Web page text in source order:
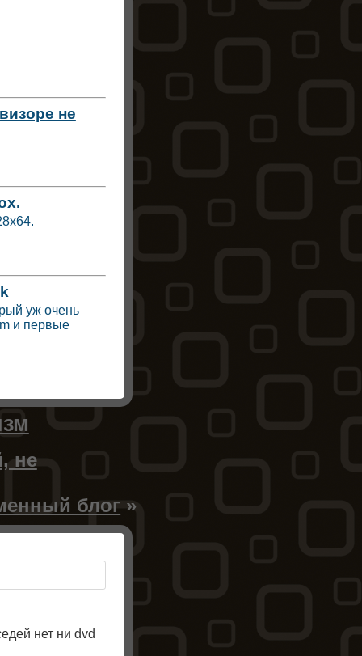
не
уж очень
и первые
не
блог »
нет ни dvd